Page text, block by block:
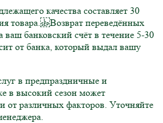
качества составляет 30
товара. Возврат переведённых
ваш банковский счёт в течение 5-30
от банка, который выдал вашу
в предпраздничные и
в высокий сезон может
от различных факторов. Уточняйте